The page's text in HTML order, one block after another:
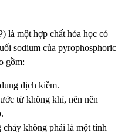
là một hợp chất hóa học có
sodium của pyrophosphoric
gồm:
dịch kiềm.
từ không khí, nên nên
không phải là một tính